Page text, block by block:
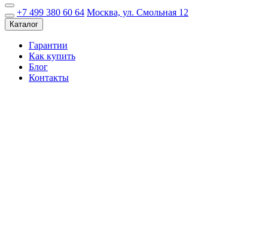
+7 499 380 60 64 Москва, ул. Смольная 12
Каталог
Гарантии
Как купить
Блог
Контакты